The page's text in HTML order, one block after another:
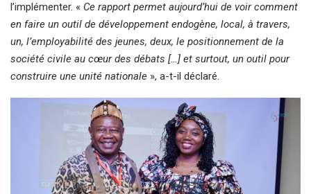
l’implémenter. « Ce rapport permet aujourd’hui de voir comment
en faire un outil de développement endogène, local, à travers,
un, l’employabilité des jeunes, deux, le positionnement de la
société civile au cœur des débats […] et surtout, un outil pour
construire une unité nationale », a-t-il déclaré.